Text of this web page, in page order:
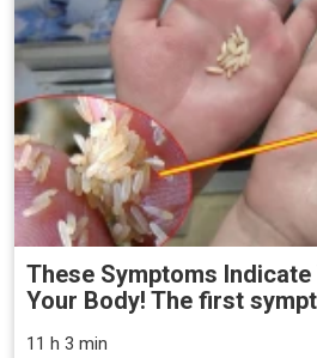
These Symptoms
Your Body! The first
11 h 3 min